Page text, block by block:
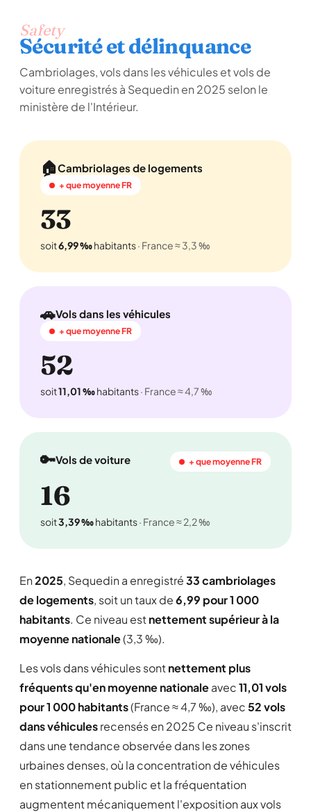
Safety
Sécurité et délinquance
Cambriolages, vols dans les véhicules et vols de
voiture enregistrés à Sequedin en 2025 selon le
ministère de l'Intérieur.
🏠Cambriolages de logements
+ que moyenne FR
33
soit6,99 ‰habitants· France ≈ 3,3 ‰
🚗Vols dans les véhicules
+ que moyenne FR
52
soit11,01 ‰habitants· France ≈ 4,7 ‰
🔑Vols de voiture + que moyenne FR
16
soit3,39 ‰habitants· France ≈ 2,2 ‰
En2025, Sequedin a enregistré33 cambriolages
de logements, soit un taux de6,99 pour 1 000
habitants. Ce niveau estnettement supérieur à la
moyenne nationale(3,3 ‰).
Les vols dans véhicules sontnettement plus
fréquents qu'en moyenne nationaleavec11,01 vols
pour 1 000 habitants(France ≈ 4,7 ‰), avec52 vols
dans véhiculesrecensés en 2025 Ce niveau s'inscrit
dans une tendance observée dans les zones
urbaines denses, où la concentration de véhicules
en stationnement public et la fréquentation
augmentent mécaniquement l'exposition aux vols